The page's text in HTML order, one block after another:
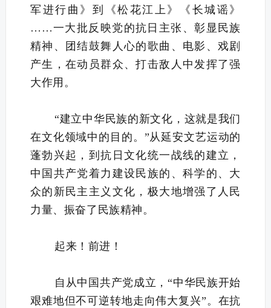
军进行曲》到《松花江上》《长城谣》
……一大批反映党的抗日主张、彰显民族
精神、团结鼓舞人心的歌曲、电影、戏剧
产生，在动员群众、打击敌人中发挥了强
大作用。
“建立中华民族的新文化，这就是我们
在文化领域中的目的。”从延安文艺运动的
蓬勃兴起，到抗日文化统一战线的建立，
中国共产党着力建设民族的、科学的、大
众的新民主主义文化，极大地增强了人民
力量、振奋了民族精神。
起来！前进！
自从中国共产党成立，“中华民族开始
艰难地但不可逆转地走向伟大复兴”。在抗